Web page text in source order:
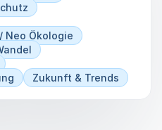
Neo Ökologie
Zukunft & Trends